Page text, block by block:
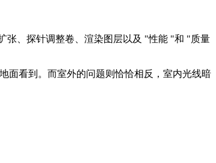
张、探针调整卷、渲染图层以及 "性能 "和 "质量
面看到。而室外的问题则恰恰相反，室内光线暗